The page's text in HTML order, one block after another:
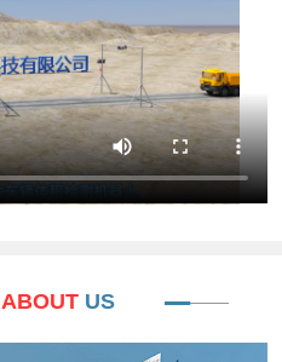
ABOUTUS